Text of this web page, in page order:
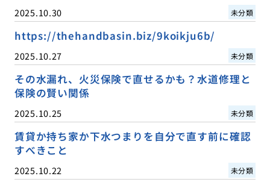
2025.10.30 未分類
https://thehandbasin.biz/9koikju6b/
2025.10.27 未分類
その水漏れ、火災保険で直せるかも？水道修理と
保険の賢い関係
2025.10.25 未分類
賃貸か持ち家か下水つまりを自分で直す前に確認
すべきこと
2025.10.22 未分類